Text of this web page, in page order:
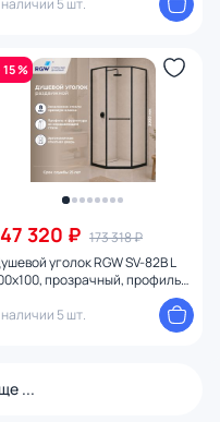
наличии 5 шт.
15 %
320 ₽ 173 318 ₽
уголок RGW SV-82B L
прозрачный, профиль
наличии 5 шт.
...